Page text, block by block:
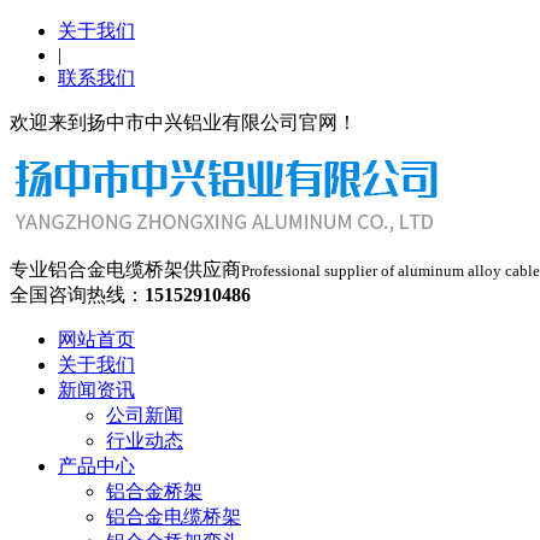
关于我们
|
联系我们
欢迎来到扬中市中兴铝业有限公司官网！
专业铝合金电缆桥架供应商Professional supplier of aluminum alloy
全国咨询热线： 15152910486
网站首页
关于我们
新闻资讯
公司新闻
行业动态
产品中心
铝合金桥架
铝合金电缆桥架